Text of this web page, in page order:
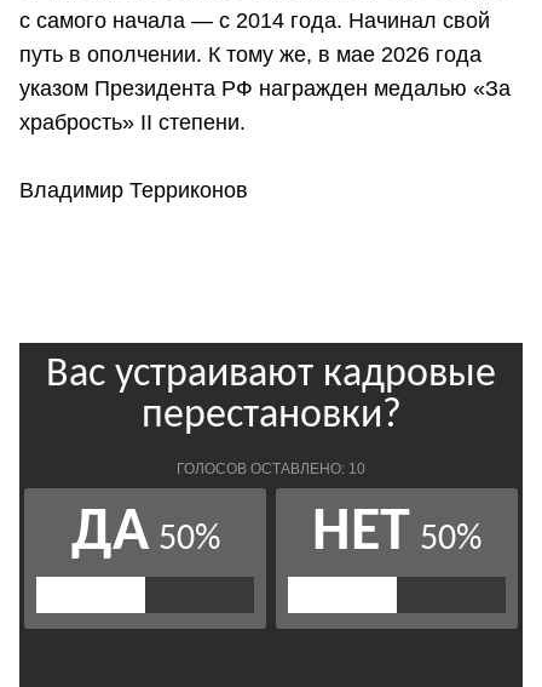
с самого начала — с 2014 года. Начинал свой
путь в ополчении. К тому же, в мае 2026 года
указом Президента РФ награжден медалью «За
храбрость» II степени.
Владимир Терриконов